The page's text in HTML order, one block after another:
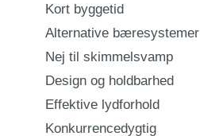
Kort byggetid
Alternative bæresystemer
Nej til skimmelsvamp
Design og holdbarhed
Effektive lydforhold
Konkurrencedygtig